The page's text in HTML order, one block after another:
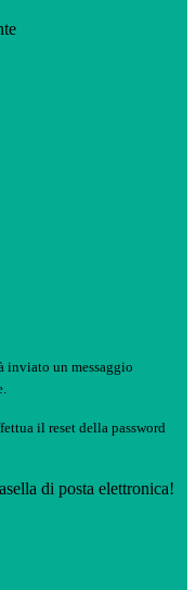
inviato un messaggio
il reset della password
di posta elettronica!